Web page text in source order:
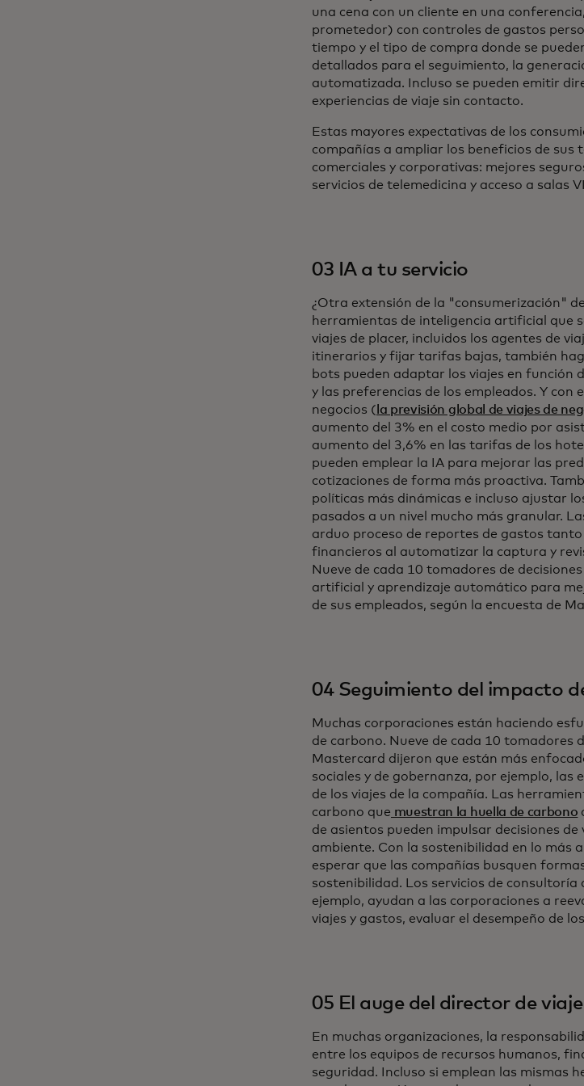
una cena con un cliente en una
prometedor) con controles de gastos
tiempo y el tipo de compra donde se
detallados para el seguimiento, la
automatizada. Incluso se pueden emitir
experiencias de viaje sin contacto.
Estas mayores expectativas de los
compañías a ampliar los beneficios de sus
comerciales y corporativas: mejores
servicios de telemedicina y acceso a salas
03 IA a tu servicio
¿Otra extensión de la "consumerización"
herramientas de inteligencia artificial que
viajes de placer, incluidos los agentes de
itinerarios y fijar tarifas bajas, también
bots pueden adaptar los viajes en función
y las preferencias de los empleados. Y con
negocios ( la previsión global de viajes de
aumento del 3% en el costo medio por
aumento del 3,6% en las tarifas de los
pueden emplear la IA para mejorar las
cotizaciones de forma más proactiva.
políticas más dinámicas e incluso ajustar
pasados a un nivel mucho más granular.
arduo proceso de reportes de gastos
financieros al automatizar la captura y
Nueve de cada 10 tomadores de
artificial y aprendizaje automático para
de sus empleados, según la encuesta de
04 Seguimiento del impacto
Muchas corporaciones están haciendo
de carbono. Nueve de cada 10 tomadores
Mastercard dijeron que están más
sociales y de gobernanza, por ejemplo, las
de los viajes de la compañía. Las
carbono que muestran la huella de carbono
de asientos pueden impulsar decisiones
ambiente. Con la sostenibilidad en lo más
esperar que las compañías busquen
sostenibilidad. Los servicios de
ejemplo, ayudan a las corporaciones a
viajes y gastos, evaluar el desempeño de
05 El auge del director de
En muchas organizaciones, la
entre los equipos de recursos humanos,
seguridad. Incluso si emplean las mismas